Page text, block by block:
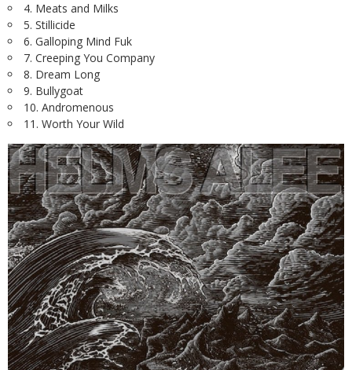
4. Meats and Milks
5. Stillicide
6. Galloping Mind Fuk
7. Creeping You Company
8. Dream Long
9. Bullygoat
10. Andromenous
11. Worth Your Wild